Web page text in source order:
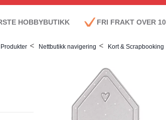
HOBBYBUTIKK FRI FRAKT OVER
< Nettbutikk navigering < Kort & Scrapbooking